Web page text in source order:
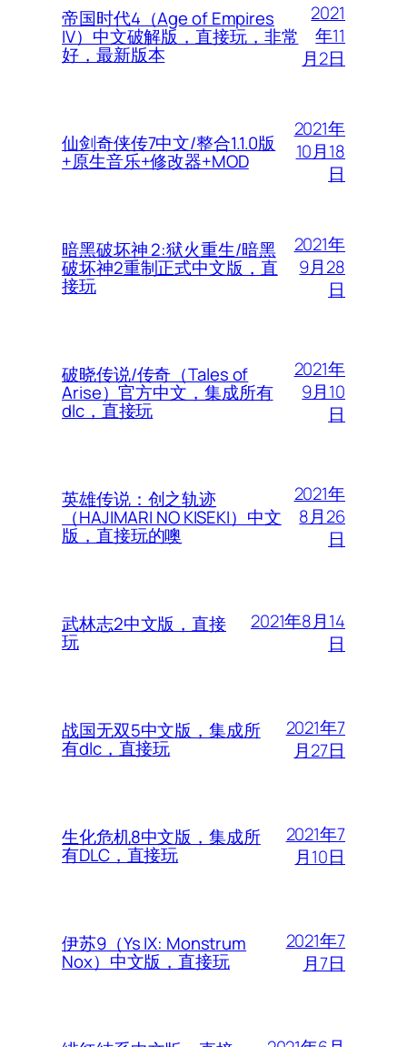
帝国时代4（Age of Empires
IV）中文破解版，直接玩，非常
好，最新版本
2021
年11
月2日
仙剑奇侠传7中文/整合1.1.0版
+原生音乐+修改器+MOD
2021年
10月18
日
暗黑破坏神 2:狱火重生/暗黑
破坏神2重制正式中文版，直
接玩
2021年
9月28
日
破晓传说/传奇（Tales of
Arise）官方中文，集成所有
dlc，直接玩
2021年
9月10
日
英雄传说：创之轨迹
（HAJIMARI NO KISEKI）中文
版，直接玩的噢
2021年
8月26
日
武林志2中文版，直接
玩
2021年8月14
日
战国无双5中文版，集成所
有dlc，直接玩
2021年7
月27日
生化危机8中文版，集成所
有DLC，直接玩
2021年7
月10日
伊苏9（Ys IX: Monstrum
Nox）中文版，直接玩
2021年7
月7日